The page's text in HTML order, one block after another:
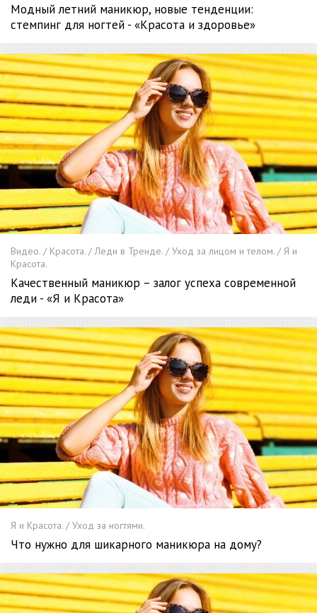
Модный летний маникюр, новые тенденции:
стемпинг для ногтей - «Красота и здоровье»
Видео. / Красота. / Леди в Тренде. / Уход за лицом и телом. / Я и
Красота.
Качественный маникюр – залог успеха современной
леди - «Я и Красота»
Я и Красота. / Уход за ногтями.
Что нужно для шикарного маникюра на дому?